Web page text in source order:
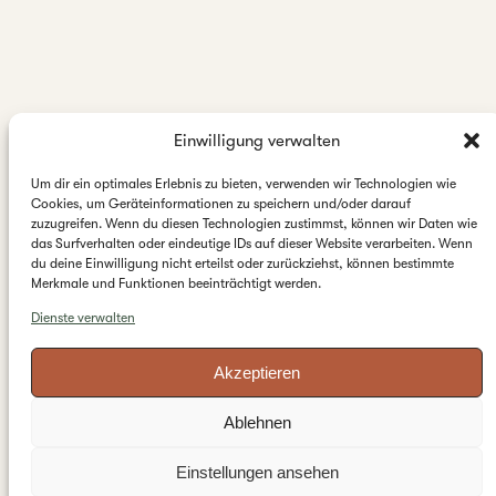
Einwilligung verwalten
Um dir ein optimales Erlebnis zu bieten, verwenden wir Technologien wie
Cookies, um Geräteinformationen zu speichern und/oder darauf
zuzugreifen. Wenn du diesen Technologien zustimmst, können wir Daten wie
das Surfverhalten oder eindeutige IDs auf dieser Website verarbeiten. Wenn
du deine Einwilligung nicht erteilst oder zurückziehst, können bestimmte
Merkmale und Funktionen beeinträchtigt werden.
Dienste verwalten
Akzeptieren
Ablehnen
Einstellungen ansehen